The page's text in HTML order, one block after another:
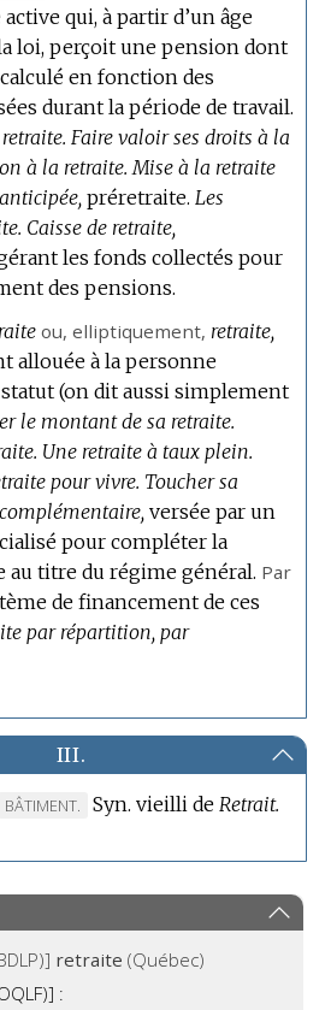
qui, à partir d’un âge
loi, perçoit une pension dont
en fonction des
durant la période de travail.
Faire valoir ses droits à la
à la retraite. Mise à la retraite
préretraite. Les
Caisse de retraite,
les fonds collectés pour
des pensions.
ou, elliptiquement, retraite,
allouée à la personne
(on dit aussi simplement
le montant de sa retraite.
Une retraite à taux plein.
pour vivre. Toucher sa
versée par un
pour compléter la
au titre du régime général. Par
de financement de ces
par répartition, par
III.
MARQUE
DOMAINE
:
BÂTIMENT. Syn. vieilli deRetrait.
retraite (Québec)
: